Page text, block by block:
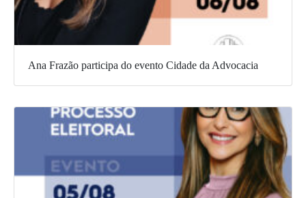
Ana Frazão participa do evento Cidade da Advocacia